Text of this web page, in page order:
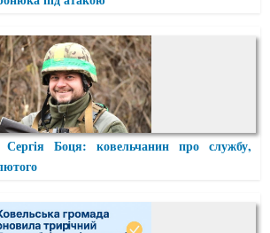
Боця: ковельчанин про службу,